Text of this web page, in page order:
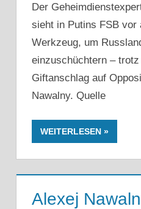
Der
sieht in Putins FSB vor
Werkzeug, um
einzuschüchtern –
Giftanschlag auf
Nawalny. Quelle
WEITERLESEN
Alexej